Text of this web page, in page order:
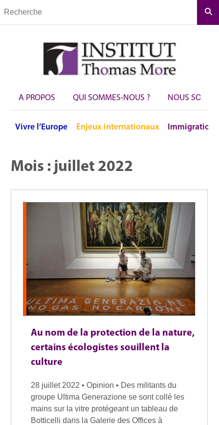
A PROPOS QUI SOMMES-NOUS ? NOUS
Vivre l’Europe Enjeux internationaux Immigration
Mois : juillet 2022
Au nom de la protection de la nature,
certains écologistes souillent la
culture
28 juillet 2022 • Opinion • Des militants du
groupe Ultima Generazione se sont collé les
mains sur la vitre protégeant un tableau de
Botticelli dans la Galerie des Offices à